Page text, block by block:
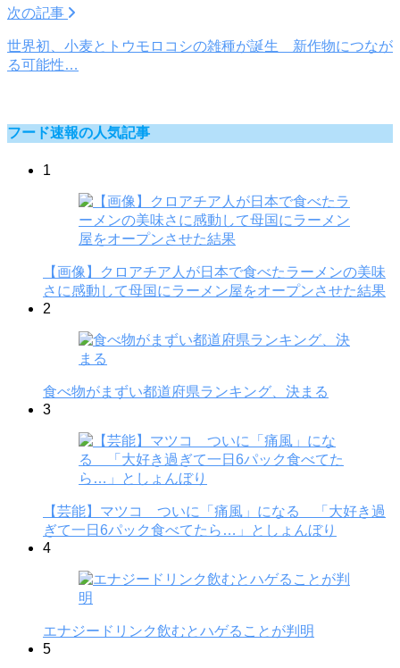
次の記事
世界初、小麦とトウモロコシの雑種が誕生 新作物につなが
る可能性…
フード速報の人気記事
1
【画像】クロアチア人が日本で食べたラーメンの美味
さに感動して母国にラーメン屋をオープンさせた結果
2
食べ物がまずい都道府県ランキング、決まる
3
【芸能】マツコ ついに「痛風」になる 「大好き過
ぎて一日6パック食べてたら…」としょんぼり
4
エナジードリンク飲むとハゲることが判明
5